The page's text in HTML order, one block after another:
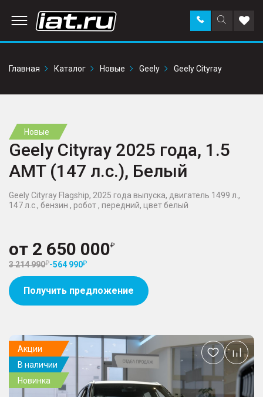
Поиск
по
Заказать
звонок в
Главная
Каталог Новые Geely Geely Cityray
Новые
Geely Cityray 2025 года, 1.5
AMT (147 л.с.), Белый
Geely Cityray Flagship, 2025 года выпуска, двигатель 1499 л.,
147 л.с., бензин , робот , передний, цвет белый
от 2 650 000
3 214 990 -564 990
Получить предложение
Акции
В наличии
Новинка
Добавить
в
избранное